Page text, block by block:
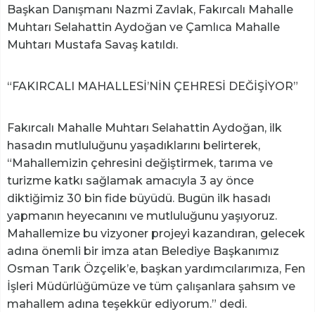
Başkan Danışmanı Nazmi Zavlak, Fakırcalı Mahalle
Muhtarı Selahattin Aydoğan ve Çamlıca Mahalle
Muhtarı Mustafa Savaş katıldı.
“FAKIRCALI MAHALLESİ’NİN ÇEHRESİ DEĞİŞİYOR”
Fakırcalı Mahalle Muhtarı Selahattin Aydoğan, ilk
hasadın mutluluğunu yaşadıklarını belirterek,
“Mahallemizin çehresini değiştirmek, tarıma ve
turizme katkı sağlamak amacıyla 3 ay önce
diktiğimiz 30 bin fide büyüdü. Bugün ilk hasadı
yapmanın heyecanını ve mutluluğunu yaşıyoruz.
Mahallemize bu vizyoner projeyi kazandıran, gelecek
adına önemli bir imza atan Belediye Başkanımız
Osman Tarık Özçelik’e, başkan yardımcılarımıza, Fen
İşleri Müdürlüğümüze ve tüm çalışanlara şahsım ve
mahallem adına teşekkür ediyorum.” dedi.